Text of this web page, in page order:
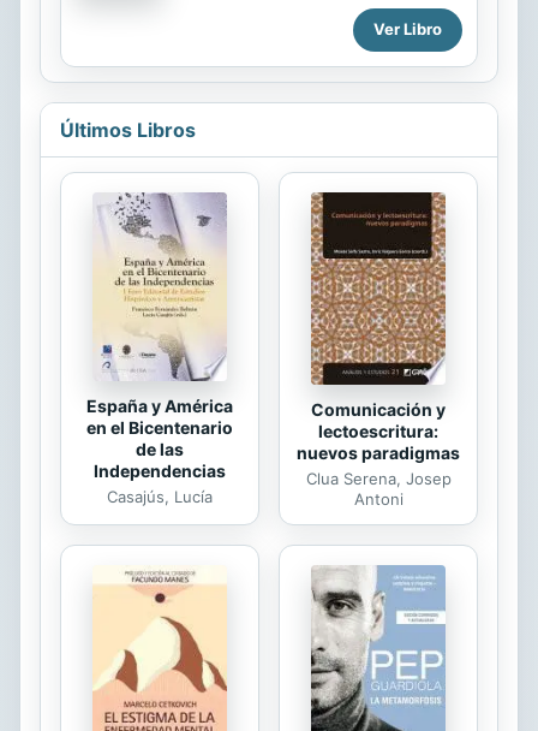
años setenta y ochenta del siglo
pasado, y dada su importancia
geoestratégica y económica, fue
objeto de...
riesgo culturas y estilos de vida en
Ver Libro
Últimos Libros
España y América
en el Bicentenario
de las
Independencias
Casajús, Lucía
Comunicación y
lectoescritura:
nuevos paradigmas
Clua Serena, Josep
Antoni